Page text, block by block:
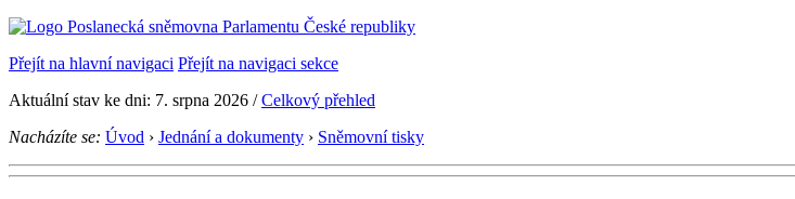
Přejít na hlavní navigaci Přejít na navigaci sekce
Aktuální stav ke dni: 7. srpna 2026 /Celkový přehled
Nacházíte se: Úvod › Jednání a dokumenty › Sněmovní tisky